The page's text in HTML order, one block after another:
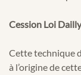
Cession Loi Dailly
Cette technique
à l’origine de